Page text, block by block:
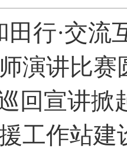
田行·交流
演讲比赛
回宣讲掀
工作站建